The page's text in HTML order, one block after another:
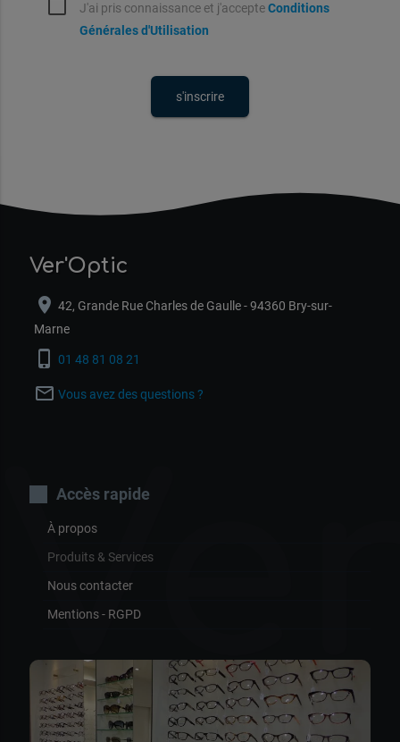
J'ai pris connaissance et j'accepteConditions
Générales d'Utilisation
Ver'Optic
location_on 42, Grande Rue Charles de Gaulle - 94360 Bry-sur-
Marne
phone_iphone 01 48 81 08 21
mail_outline Vous avez des questions ?
Accès rapide
À propos
Produits & Services
Nous contacter
Mentions - RGPD